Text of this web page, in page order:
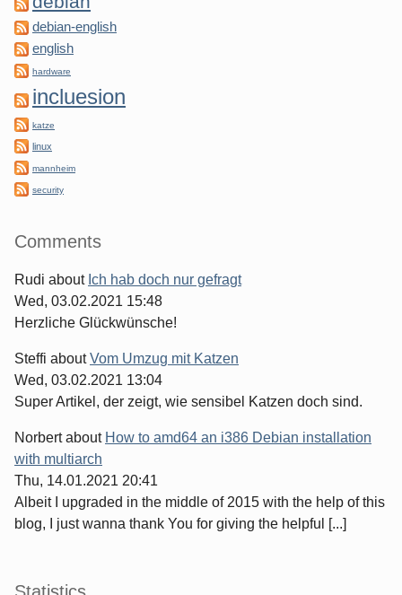
debian-english
english
hardware
incluesion
katze
linux
mannheim
security
Comments
Rudi about Ich hab doch nur gefragt
Wed, 03.02.2021 15:48
Herzliche Glückwünsche!
Steffi aboutVom Umzug mit Katzen
Wed, 03.02.2021 13:04
Super Artikel, der zeigt, wie sensibel Katzen doch sind.
Norbertabout How to amd64 an i386 Debian installation
with multiarch
Thu, 14.01.2021 20:41
Albeit I upgraded in the middle of 2015 with the help of this
blog, I just wanna thank You for giving the helpful [...]